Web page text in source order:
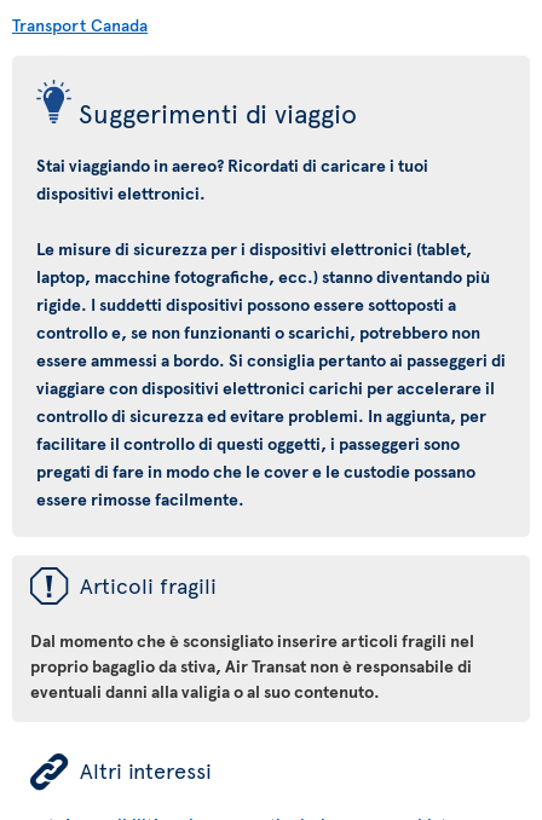
Transport Canada
Suggerimenti di viaggio
Stai viaggiando in aereo? Ricordati di caricare i tuoi
dispositivi elettronici.
Le misure di sicurezza per i dispositivi elettronici (tablet,
laptop, macchine fotografiche, ecc.) stanno diventando più
rigide. I suddetti dispositivi possono essere sottoposti a
controllo e, se non funzionanti o scarichi, potrebbero non
essere ammessi a bordo. Si consiglia pertanto ai passeggeri di
viaggiare con dispositivi elettronici carichi per accelerare il
controllo di sicurezza ed evitare problemi. In aggiunta, per
facilitare il controllo di questi oggetti, i passeggeri sono
pregati di fare in modo che le cover e le custodie possano
essere rimosse facilmente.
ü Articoli fragili
Dal momento che è sconsigliato inserire articoli fragili nel
proprio bagaglio da stiva, Air Transat non è responsabile di
eventuali danni alla valigia o al suo contenuto.
ÿ Altri interessi